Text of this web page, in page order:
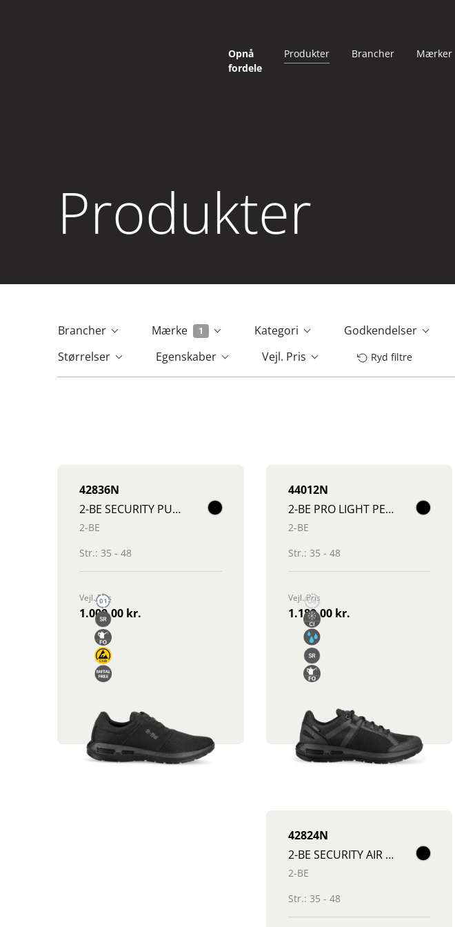
Opnå
fordele
Produkter Brancher Mærker
Produkter
Brancher Mærke 1 Kategori Godkendelser
Størrelser
Egenskaber Vejl. Pris Ryd filtre
42836N
2-BE SECURITY PUSH SHOE
2-BE
Str.: 35 - 48
Vejl. Pris
1.009,00 kr.
44012N
2-BE PRO LIGHT PERFORMANCE SHOE
2-BE
Str.: 35 - 48
Vejl. Pris
1.189,00 kr.
42824N
2-BE SECURITY AIR SHOE
2-BE
Str.: 35 - 48